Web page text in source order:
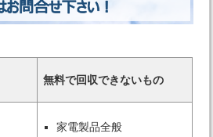
無料で回収できないもの
家電製品全般